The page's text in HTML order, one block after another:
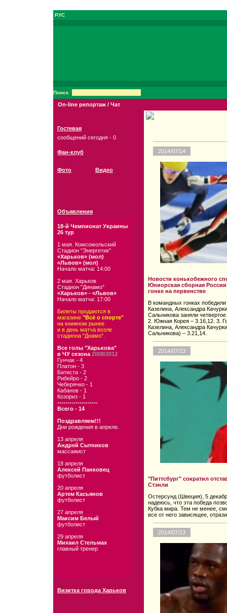
РУС
Поиск
On-line репортаж / Чат
Гостевая
сообщений сегодня - 0
Фан-клуб
Фото Видео
Объявления
18-й Чемпионат Украины
26 тур
1 мая. Комсомольский
Стадион "Энергетик"
«Харьков» (мол)
«Львов» (мол)
Начало матча: 14:00
2 мая. Харьков
Стадион "Динамо"
«Харьков» - «Львов»
Начало матча: 17:00
Билеты продаются в
магазине "Всё о спорте"
на книжном рынке
и в день матча возле
стадиона "Днамо".
Все голы "Харькова"
в ЧУ сезона 2008/2012
Гунчак - 4
Платон - 3
Батиста - 2
Рибейро - 2
Чеберячко - 1
Кабанов - 1
Козориз - 1
--------------------
Всего - 14
Поздравляем!!!
Дни рождения в апреле.
13 апреля
Андрей Сытников
массажист
18 апреля
Алексей Панковец
футболист
20 апреля
Артем Касьянов
футболист
27 апреля
Максим Белый
футболист
29 апреля
Михаил Стельмах
главный тренер
Визитка города Харьков
2014/07/14
Новости конькобежного
Юниорская сборная
гонке на первенстве
В командных гонках
Казелина, Александра
Сальникова заняли
2. Южная Корея – 3.16,12. 3.
Казелина, Александра
Сальникова) – 3.21,14.
2014/07/13
"Питтсбург" сократил
Стэнли
Остерсунд (Швеция), 5
надеюсь, что эта победа
Кубка мира. Тем не менее,
все от него зависящее,
2014/07/13